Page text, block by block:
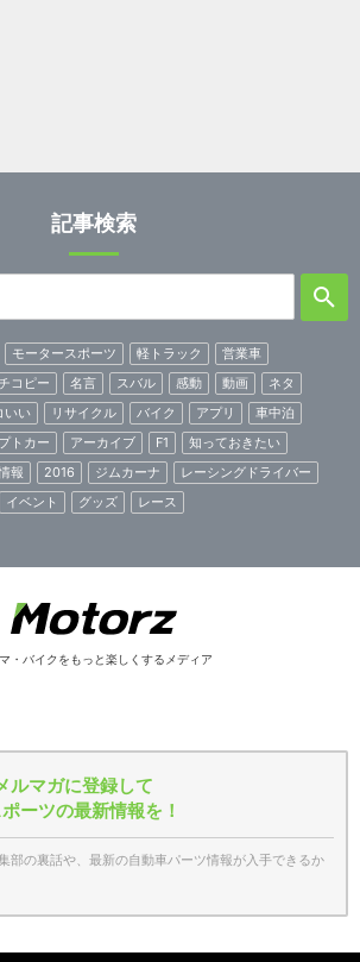
記事検索
モータースポーツ 軽トラック
営業車
コピー 名言 スバル 感動 動画
ネタ
いい リサイクル バイク アプリ
車中泊
トカー アーカイブ F1
知っておきたい
報 2016 ジムカーナ
レーシングドライバー
イベント グッズ レース
・バイクをもっと楽しくするメディア
ルマガに登録して
ーツの最新情報を！
部の裏話や、最新の自動車パーツ情報が入手できるか